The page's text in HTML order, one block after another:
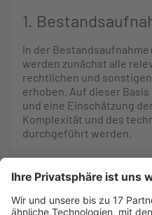
1.
In der Bestandsaufnahme
werden zunächst alle
rechtlichen und
erhoben. Auf dieser
und eine Einschätzung
Komplexität und des
durchgeführt werden.
zu Dokumententypen,
Archivierungsregeln wird